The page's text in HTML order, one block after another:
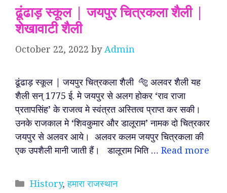
ढूंढाड़ स्कूल | जयपुर चित्रकला शैली |
शेखावाटी शैली
October 22, 2022 byAdmin
ढूंढाड़ स्कूल | जयपुर चित्रकला शैली 🐅 अलवर शैली यह
शैली सन् 1775 ई. मे जयपुर से अलग होकर ‘राव राजा
प्रतापसिंह’ के राजत्व मे स्वंत्रत अस्तित्व प्राप्त कर सकी।
उनके राजकाल मे ‘शिवकुमार और डालूराम’ नामक दो चित्रकार
जयपुर से अलवर आये। अलवर कलम जयपुर चित्रकला की
एक उपशैली मानी जाती हैं। डालूराम भिति … Read more
Categories
History,हमारा राजस्थान